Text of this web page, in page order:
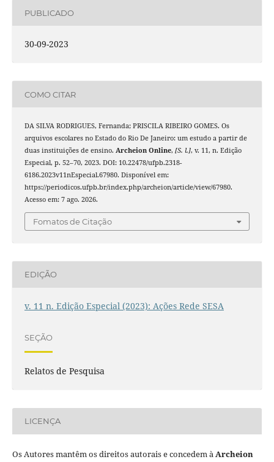
PUBLICADO
30-09-2023
COMO CITAR
DA SILVA RODRIGUES, Fernanda; PRISCILA RIBEIRO GOMES. Os
arquivos escolares no Estado do Rio De Janeiro: um estudo a partir de
duas instituições de ensino. Archeion Online, [S. l.], v. 11, n. Edição
Especial, p. 52–70, 2023. DOI: 10.22478/ufpb.2318-
6186.2023v11nEspecial.67980. Disponível em:
https://periodicos.ufpb.br/index.php/archeion/article/view/67980.
Acesso em: 7 ago. 2026.
Fomatos de Citação
EDIÇÃO
v. 11 n. Edição Especial (2023): Ações Rede SESA
SEÇÃO
Relatos de Pesquisa
LICENÇA
Os Autores mantêm os direitos autorais e concedem àArcheion